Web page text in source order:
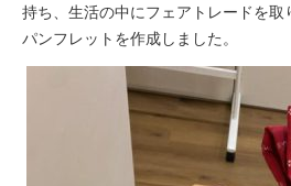
持ち、生活の中にフェアトレードを取
パンフレットを作成しました。